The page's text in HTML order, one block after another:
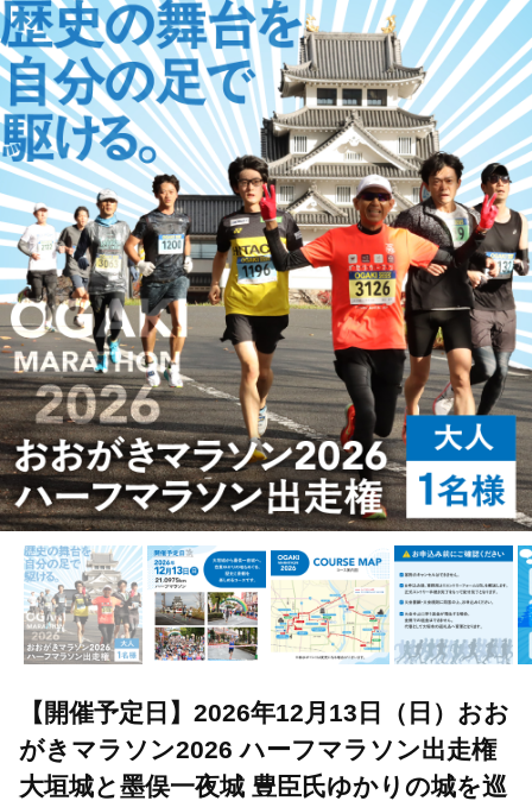
TOP 旅行・宿泊・体験 体験チケット その他体験チケット
【開催予定日】2026年12月13日（日）おお
がきマラソン2026 ハーフマラソン出走権
大垣城と墨俣一夜城 豊臣氏ゆかりの城を巡